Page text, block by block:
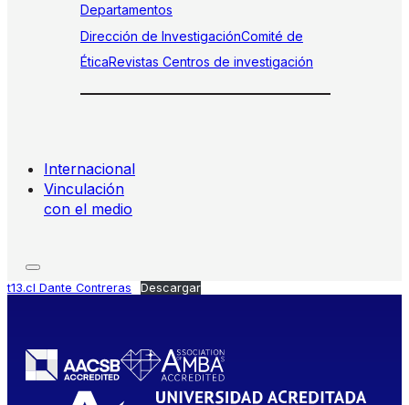
Departamentos
Dirección de InvestigaciónComité de
ÉticaRevistas Centros de investigación
Internacional
Vinculación
con el medio
t13.cl Dante Contreras Descargar